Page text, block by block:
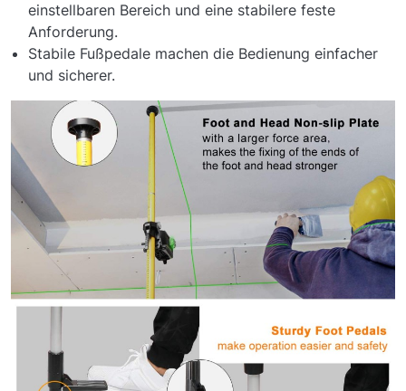
einstellbaren Bereich und eine stabilere feste
Anforderung.
Stabile Fußpedale machen die Bedienung einfacher
und sicherer.